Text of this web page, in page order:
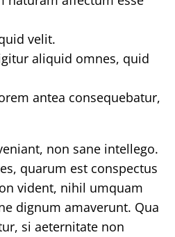
velit.
aliquid omnes, quid
antea consequebatur,
non sane intellego.
quarum est conspectus
vident, nihil umquam
dignum amaverunt. Qua
si aeternitate non